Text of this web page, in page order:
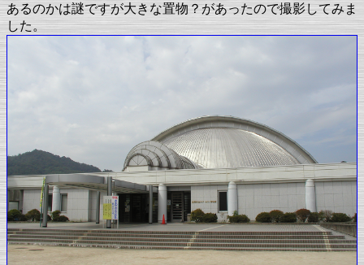
あるのかは謎ですが大きな置物？があったので撮影してみま
した。